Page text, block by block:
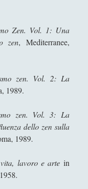
Zen. Vol. 1: Una
zen, Mediterranee,
zen. Vol. 2: La
1989.
zen. Vol. 3: La
dello zen sulla
1989.
lavoro e arte in